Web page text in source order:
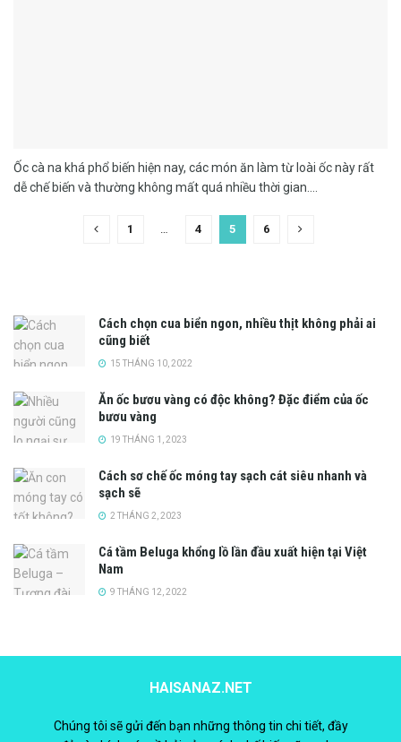
Ốc cà na khá phổ biến hiện nay, các món ăn làm từ loài ốc này rất
dễ chế biến và thường không mất quá nhiều thời gian....
1 … 4 5 6
Cách chọn cua biển ngon, nhiều thịt không phải ai
cũng biết
15 THÁNG 10, 2022
Ăn ốc bươu vàng có độc không? Đặc điểm của ốc
bươu vàng
19 THÁNG 1, 2023
Cách sơ chế ốc móng tay sạch cát siêu nhanh và
sạch sẽ
2 THÁNG 2, 2023
Cá tầm Beluga khổng lồ lần đầu xuất hiện tại Việt
Nam
9 THÁNG 12, 2022
HAISANAZ.NET
Chúng tôi sẽ gửi đến bạn những thông tin chi tiết, đầy